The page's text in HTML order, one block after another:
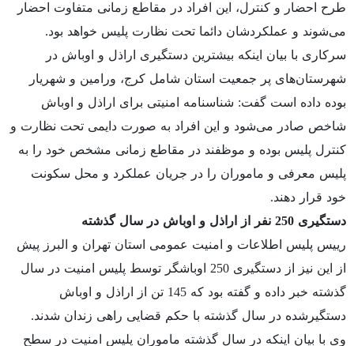
طرح احضار و کنترل، این افراد در مقاطع زمانی متفاوت احضار
می‌شوند و عملکردشان دائما تحت نظارت پلیس خواهد بود.
سرکاری با بیان اینکه بیشترین دستگیری اراذل و اوباش در
شهرستان‌های پر جمعیت استان شامل کرج، ورامین و شهریار
بوده داده است گفت: شناسنامه امنیتی برای اراذل و اوباش
شاخص صادر می‌شود و این افراد به صورت دایمی تحت نظارت و
کنترل پلیس بوده و موظفند در مقاطع زمانی مشخص خود را به
پلیس معرفی و ماموران را در جریان عملکرد و محل سکونت
خود قرار دهند.
دستگیری 250 نفر از اراذل و اوباش در سال گذشته
رییس پلیس اطلاعات و امنیت عمومی استان تهران و البرز پیش
از این نیز از دستگیری 250 اوباشگر توسط پلیس امنیت در سال
گذشته خبر داده و گفته بود که 145 تن از اراذل و اوباش
دستگیرشده در سال گذشته با حکم قضایی راهی زندان شدند.
وی با بیان اینکه در سال گذشته ماموران پلیس امنیت در سطح